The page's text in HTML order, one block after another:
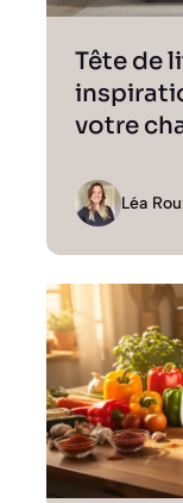
Tête de
votre
Léa